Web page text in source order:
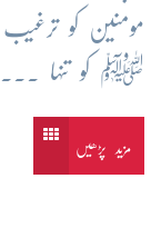
مومنین کو
ﷺ کو تنہا ...
مزید پڑھیں